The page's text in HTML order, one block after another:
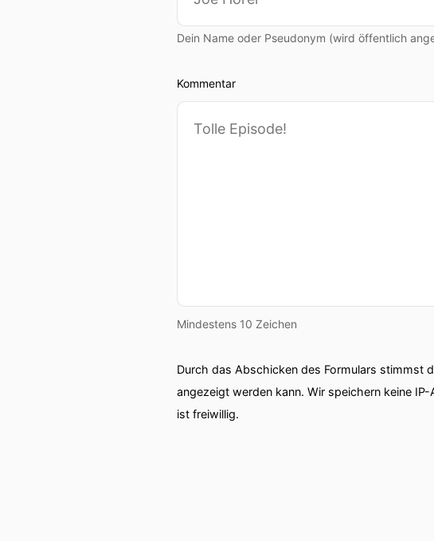
Dein Name oder Pseudonym (wird öffentlich
Kommentar
Mindestens 10 Zeichen
Durch das Abschicken des Formulars stimmst
angezeigt werden kann. Wir speichern keine
ist freiwillig.